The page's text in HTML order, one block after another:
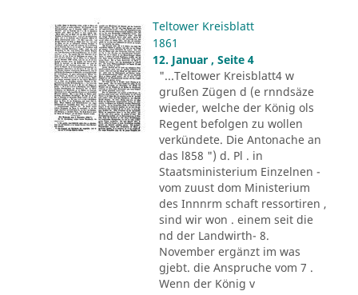
Teltower Kreisblatt
1861
12. Januar , Seite 4
"...Teltower Kreisblatt4 w
grußen Zügen d (e rnndsäze
wieder, welche der König ols
Regent befolgen zu wollen
verkündete. Die Antonache an
das l858 ") d. Pl . in
Staatsministerium Einzelnen -
vom zuust dom Ministerium
des Innnrm schaft ressortiren ,
sind wir won . einem seit die
nd der Landwirth- 8.
November ergänzt im was
gjebt. die Anspruche vom 7 .
Wenn der König v